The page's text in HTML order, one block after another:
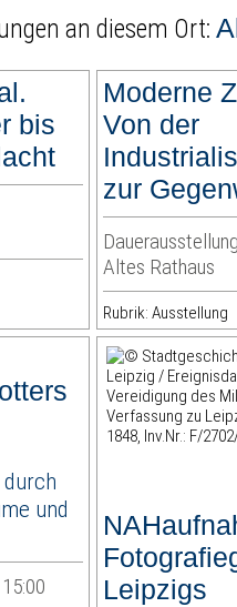
an diesem Ort:
bis
Moderne
Von der
zur
Dauerausstellung
Altes Rathaus
Rubrik: Ausstellung
und
Leipzigs